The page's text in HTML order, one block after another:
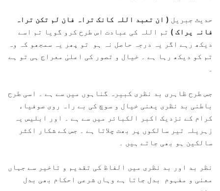
حدیث جبریل ( ان تعبد اللہ کانک تراہ فان لم تکن تراہ
فانہ یراک ) تم اللہ کی عبادت اس طرح کرو گویا تم اسے
دیکھ رہے اگر یہ درجہ حاصل نہ ہو تو پھر یہ سمجھو کہ وہ
تم کو دیکھ رہا ہے ۔ خیال و تصور کی اعلیٰ معراج ہی تو ہے
۔
جس طرح ظاہری بد نظری کبیرہ گناہوں میں سے ہے ۔ اسی طرح
باطنی بد نظری یعنی خیال و سوچ کی بے راہ روی صوفیاء
کرام کے نزدیک اکبر الکبائر میں سے ہے ۔ اور ابلیس یہ
زہریلہ تیر سالکوں پر بھت چلاتا ہے ۔ جس کے شکار اکثر
سالکین ہو بھی جاتے ہیں ۔
نظر بد اور بد نظری میں الفاظ کی تقدیم و تاخیر سے جہاں
معنی و مفہوم بدل جاتا ہے وہاں شرعی احکام بھی بدل